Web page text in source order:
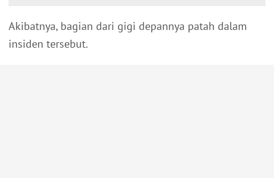
Akibatnya, bagian dari gigi depannya patah dalam
insiden tersebut.